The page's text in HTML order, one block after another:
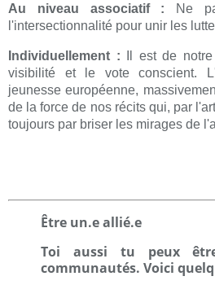
Au niveau associatif : Ne
l'intersectionnalité pour unir les
Individuellement : Il est de
visibilité et le vote conscient.
jeunesse européenne,
de la force de nos récits qui, par
toujours par briser les mirages de
Être un.e allié.e
Toi aussi tu peux
communautés. Voici